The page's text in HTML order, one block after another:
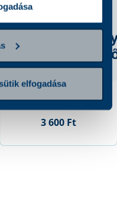
elfogadása
Alfa- 1 antitripszin
3 600 Ft